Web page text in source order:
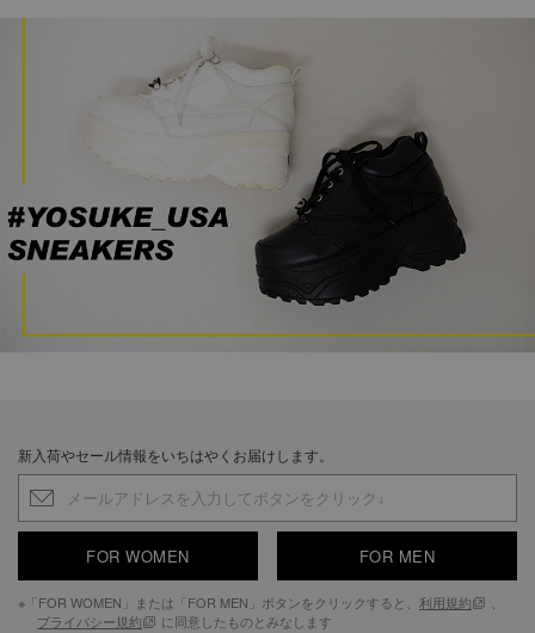
新入荷やセール情報をいちはやくお届けします。
FOR WOMEN FOR MEN
※「FOR WOMEN」または「FOR MEN」ボタンをクリックすると、 利用規約
プライバシー規約
に同意したものとみなします